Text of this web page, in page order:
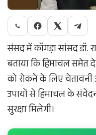
संसद में काँगड़ा सांसद डॉ.
बताया कि हिमाचल
को रोकने के लिए
उपायों से हिमाचल के
सुरक्षा मिलेगी।